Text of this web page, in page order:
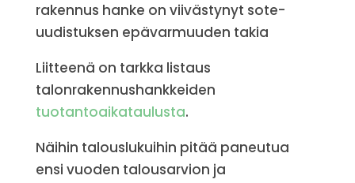
rakennus hanke on viivästynyt sote-
uudistuksen epävarmuuden takia
Liitteenä on tarkka listaus
talonrakennushankkeiden
tuotantoaikataulusta.
Näihin talouslukuihin pitää paneutua
ensi vuoden talousarvion ja